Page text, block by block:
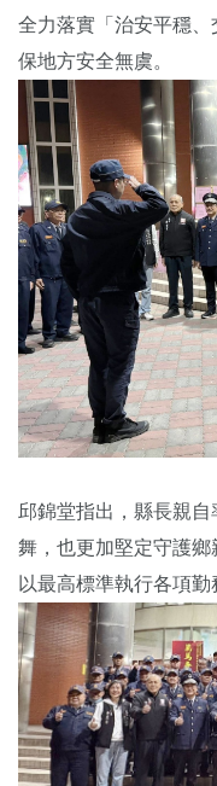
全力落實「治安平穩
保地方安全無虞。
邱錦堂指出，縣長親
舞，也更加堅定守護
以最高標準執行各項勤